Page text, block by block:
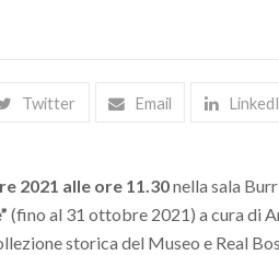
Twitter Email
2021 alle ore 11.30nella sala
(fino al 31 ottobre 2021) a cura di
storica del Museo e Real